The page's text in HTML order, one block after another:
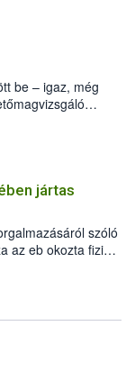
be – igaz, még
Győző által
jártas
szóló
az eb okozta fizikai
felmerülő
tartását és annak
jártas szakértőt.